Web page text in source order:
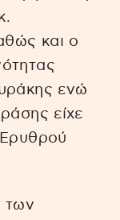
και ο
ενώ
είχε
των